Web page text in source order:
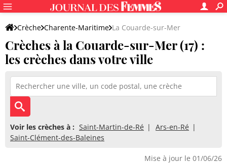
Crèche Charente-Maritime La Couarde-sur-Mer
Crèches à la Couarde-sur-Mer (17) :
les crèches dans votre ville
Voir les crèches à : Saint-Martin-de-Ré
Ars-en-Ré
Saint-Clément-des-Baleines
Mise à jour le 01/06/26